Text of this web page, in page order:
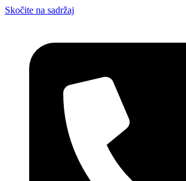
Skočite na sadržaj